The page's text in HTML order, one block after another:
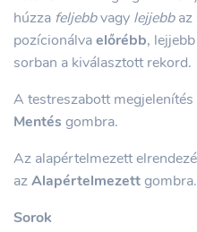
húzza feljebbvagy lejjebbaz
pozícionálvaelőrébb,
sorban a kiválasztott rekord.
A testreszabott
Mentés gombra.
Az alapértelmezett
azAlapértelmezettgombra.
Sorok